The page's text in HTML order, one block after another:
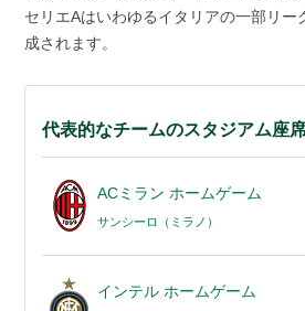
セリエAはいわゆるイタリアの一部リー
成されます。
代表的なチームのスタジアム座
ACミラン ホームゲーム
サンシーロ（ミラノ）
インテル ホームゲーム